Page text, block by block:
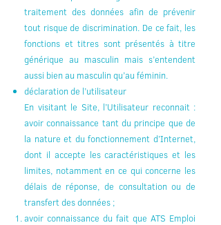
traitement des données afin de prévenir
tout risque de discrimination. De ce fait, les
fonctions et titres sont présentés à titre
générique au masculin mais s’entendent
aussi bien au masculin qu’au féminin.
déclaration de l’utilisateur
En visitant le Site, l’Utilisateur reconnait :
avoir connaissance tant du principe que de
la nature et du fonctionnement d’Internet,
dont il accepte les caractéristiques et les
limites, notamment en ce qui concerne les
délais de réponse, de consultation ou de
transfert des données ;
avoir connaissance du fait que ATS Emploi